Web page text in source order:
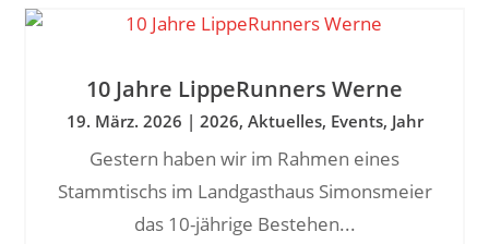
10 Jahre LippeRunners Werne
19. März. 2026 | 2026, Aktuelles, Events, Jahr
Gestern haben wir im Rahmen eines
Stammtischs im Landgasthaus Simonsmeier
das 10-jährige Bestehen...